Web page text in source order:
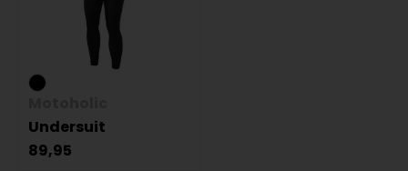
Undersuit
89,95